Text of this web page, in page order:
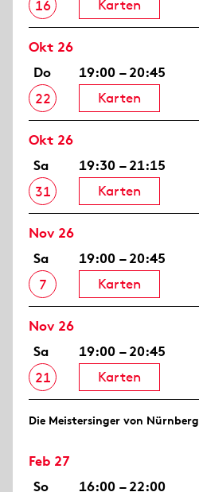
16 Karten
Okt 26
Do
22
19:00 – 20:45
Karten
Okt 26
Sa
31
19:30 – 21:15
Karten
Nov 26
Sa
7
19:00 – 20:45
Karten
Nov 26
Sa
21
19:00 – 20:45
Karten
Die Meistersinger von Nürnberg
Feb 27
So
16:00 – 22:00